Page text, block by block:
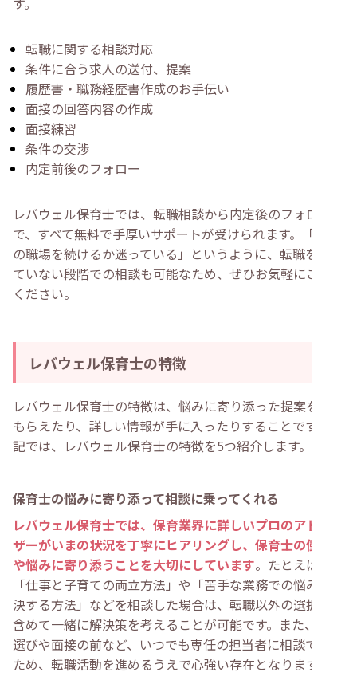
転職に関する相談対応
条件に合う求人の送付、提案
履歴書・職務経歴書作成のお手伝い
面接の回答内容の作成
面接練習
条件の交渉
内定前後のフォロー
レバウェル保育士では、転職相談から内定後のフォローま
で、すべて無料で手厚いサポートが受けられます。「いま
の職場を続けるか迷っている」というように、転職を決め
ていない段階での相談も可能なため、ぜひお気軽にご利用
ください。
レバウェル保育士の特徴
レバウェル保育士の特徴は、悩みに寄り添った提案をして
もらえたり、詳しい情報が手に入ったりすることです。下
記では、レバウェル保育士の特徴を5つ紹介します。
保育士の悩みに寄り添って相談に乗ってくれる
レバウェル保育士では、保育業界に詳しいプロのアドバイ
ザーがいまの状況を丁寧にヒアリングし、保育士の働き方
や悩みに寄り添うことを大切にしています。たとえば、
「仕事と子育ての両立方法」や「苦手な業務での悩みを解
決する方法」などを相談した場合は、転職以外の選択肢も
含めて一緒に解決策を考えることが可能です。また、求人
選びや面接の前など、いつでも専任の担当者に相談できる
ため、転職活動を進めるうえで心強い存在となります。